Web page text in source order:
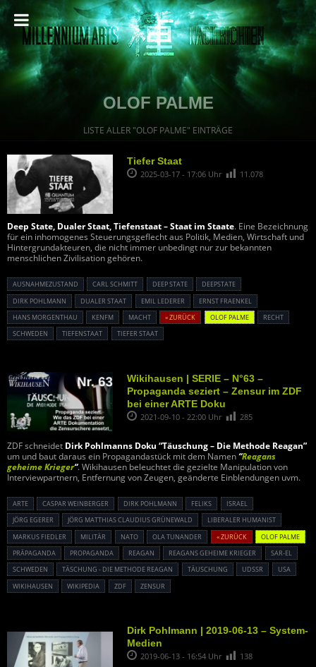
OLOF PALME
LISTE ALLER "OLOF PALME" EINTRÄGE
Tiefer Staat
2025-03-17 - 17:06 Uhr 11.078
Deep State, Dualer Staat, Tiefenstaat – Staat im Staate. Eine Bezeichnung
für ein inhomogenes Steuerungsgeflecht aus Politik, Medien, Wirtschaft und
Hintergrundakteuren, die nicht immer unbedingt nur zur bekannten
menschlichen Zivilisation gehören.
AUSNAHMEZUSTAND CARL SCHMITT DEEP STATE
DEEPSTATE
DIRK POHLMANN
DUALER STAAT EMIL LEDERER
ERNST FRAENKEL
HANS MORGENTHAU
KENFM MACHT « ZURÜCK OLOF PALME
RECHT
SCHWEDEN
TIEFENSTAAT TIEFER STAAT
Wikihausen | SERIE – N°63 –
Propaganda seziert – Zensur im ZDF
bei einer ARTE Doku
2021-09-10 - 22:00 Uhr 285
ZDF schneidet Dirk Pohlmanns Doku “Täuschung – Die Methode Reagan”
um und baut daraus ein Propagandastück mit dem Namen“Reagans
geheime Krieger“. Wikihausen beleuchtet die gezielte Manipulation von
Interviewpartnern, Entfernung von Zeugen, geänderte Einblendungen uvm.
ARTE CASPAR WEINBERGER DIRK POHLMANN FELIKS
ISRAEL
JÖRG EGERER
JÖRG MATTHIAS CLAUDIUS GRÜNEWALD
LIBERALER HUMANIST
MARKUS FIEDLER
MILITÄR NATO OLA TUNANDER « ZURÜCK
OLOF PALME
PRÄPAGANDA
PROPAGANDA REAGAN REAGANS GEHEIME KRIEGER
SAR-EL
SCHWEDEN
TÄSCHUNG - DIE METHODE REAGAN TÄUSCHUNG UDSSR
USA
WIKIHAUSEN
WIKIPEDIA ZDF ZENSUR
Dirk Pohlmann | 2019-06-13 – System-
Medien
2019-06-13 - 16:54 Uhr 138